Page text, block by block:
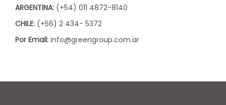
ARGENTINA: (+54) 011 4872-8140
CHILE: (+56) 2 434- 5372
Por Email: info@greengroup.com.ar